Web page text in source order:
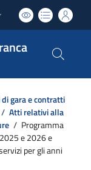
attiva:
gara e contratti
/ Atti relativi alla
/ Programma
e 2026 e
per gli anni